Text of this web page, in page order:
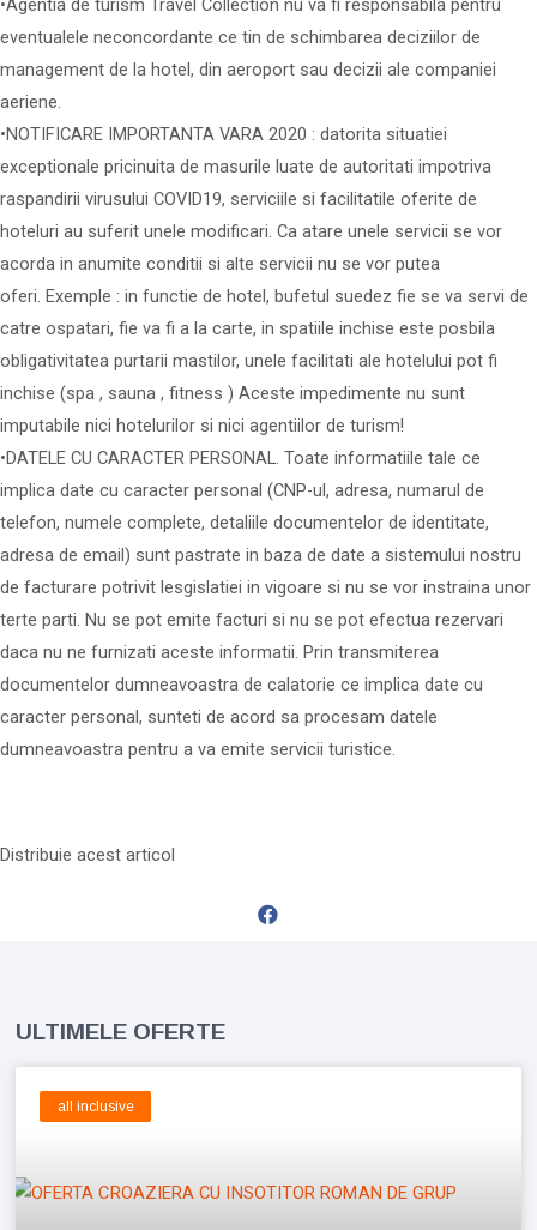
•Agentia de turism Travel Collection nu va fi responsabila pentru
eventualele neconcordante ce tin de schimbarea deciziilor de
management de la hotel, din aeroport sau decizii ale companiei
aeriene.
•NOTIFICARE IMPORTANTA VARA 2020 : datorita situatiei
exceptionale pricinuita de masurile luate de autoritati impotriva
raspandirii virusului COVID19, serviciile si facilitatile oferite de
hoteluri au suferit unele modificari. Ca atare unele servicii se vor
acorda in anumite conditii si alte servicii nu se vor putea
oferi. Exemple : in functie de hotel, bufetul suedez fie se va servi de
catre ospatari, fie va fi a la carte, in spatiile inchise este posbila
obligativitatea purtarii mastilor, unele facilitati ale hotelului pot fi
inchise (spa , sauna , fitness ) Aceste impedimente nu sunt
imputabile nici hotelurilor si nici agentiilor de turism!
•DATELE CU CARACTER PERSONAL. Toate informatiile tale ce
implica date cu caracter personal (CNP-ul, adresa, numarul de
telefon, numele complete, detaliile documentelor de identitate,
adresa de email) sunt pastrate in baza de date a sistemului nostru
de facturare potrivit lesgislatiei in vigoare si nu se vor instraina unor
terte parti. Nu se pot emite facturi si nu se pot efectua rezervari
daca nu ne furnizati aceste informatii. Prin transmiterea
documentelor dumneavoastra de calatorie ce implica date cu
caracter personal, sunteti de acord sa procesam datele
dumneavoastra pentru a va emite servicii turistice.
Distribuie acest articol
ULTIMELE OFERTE
all inclusive